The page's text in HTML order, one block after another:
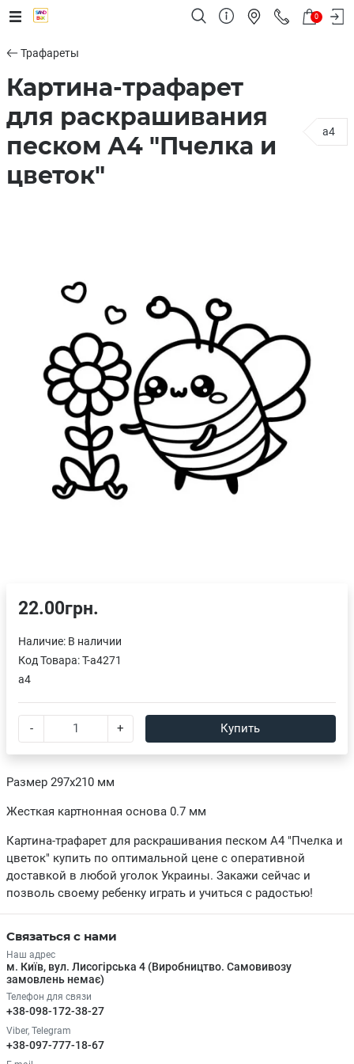
0
Трафареты
Картина-трафарет
для раскрашивания
песком А4 "Пчелка и
цветок"
a4
Размер 297х210 мм
Жесткая картнонная основа 0.7 мм
Картина-трафарет для раскрашивания песком А4 "Пчелка и
цветок" купить по оптимальной цене с оперативной
доставкой в любой уголок Украины. Закажи сейчас и
позволь своему ребенку играть и учиться с радостью!
22.00грн.
Наличие: В наличии
Код Товара:T-a4271
a4
- + Купить
Связаться с нами
Наш адрес
м. Київ, вул. Лисогірська 4 (Виробництво. Самовивозу
замовлень немає)
Телефон для связи
+38-098-172-38-27
Viber, Telegram
+38-097-777-18-67